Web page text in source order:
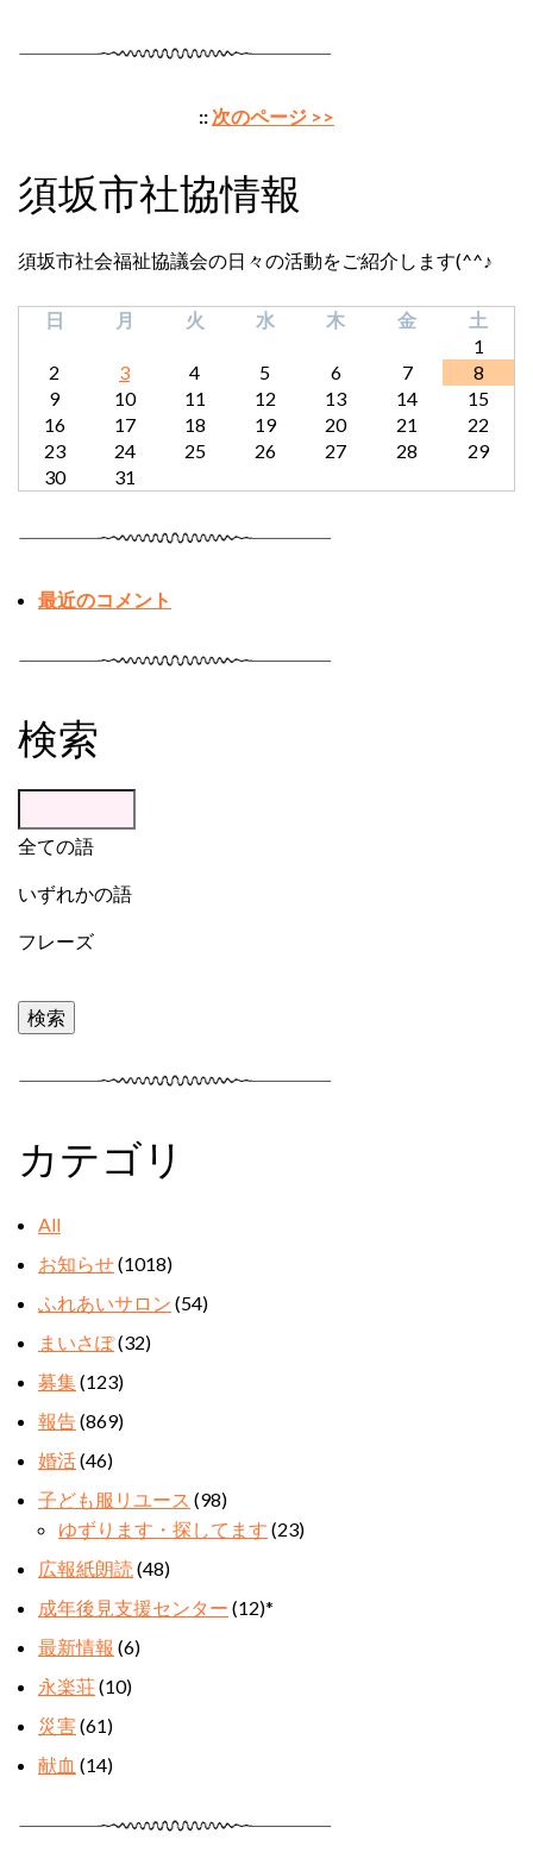
:: 次のページ >>
須坂市社協情報
須坂市社会福祉協議会の日々の活動をご紹介します(^^♪
日 月 火 水 木 金
土
1
2
3 4 5 6 7
8
9
10 11 12 13 14
15
16
17 18 19 20 21
22
23
24 25 26 27 28
29
30
31
最近のコメント
検索
全ての語
いずれかの語
フレーズ
カテゴリ
All
お知らせ(1018)
ふれあいサロン (54)
まいさぽ(32)
募集(123)
報告(869)
婚活(46)
子ども服リユース (98)
ゆずります・探してます (23)
広報紙朗読 (48)
成年後見支援センター (12)*
最新情報 (6)
永楽荘(10)
災害(61)
献血 (14)